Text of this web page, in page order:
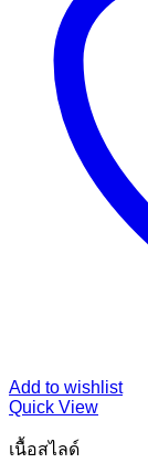
Add to wishlist
Quick View
เนื้อสไลด์